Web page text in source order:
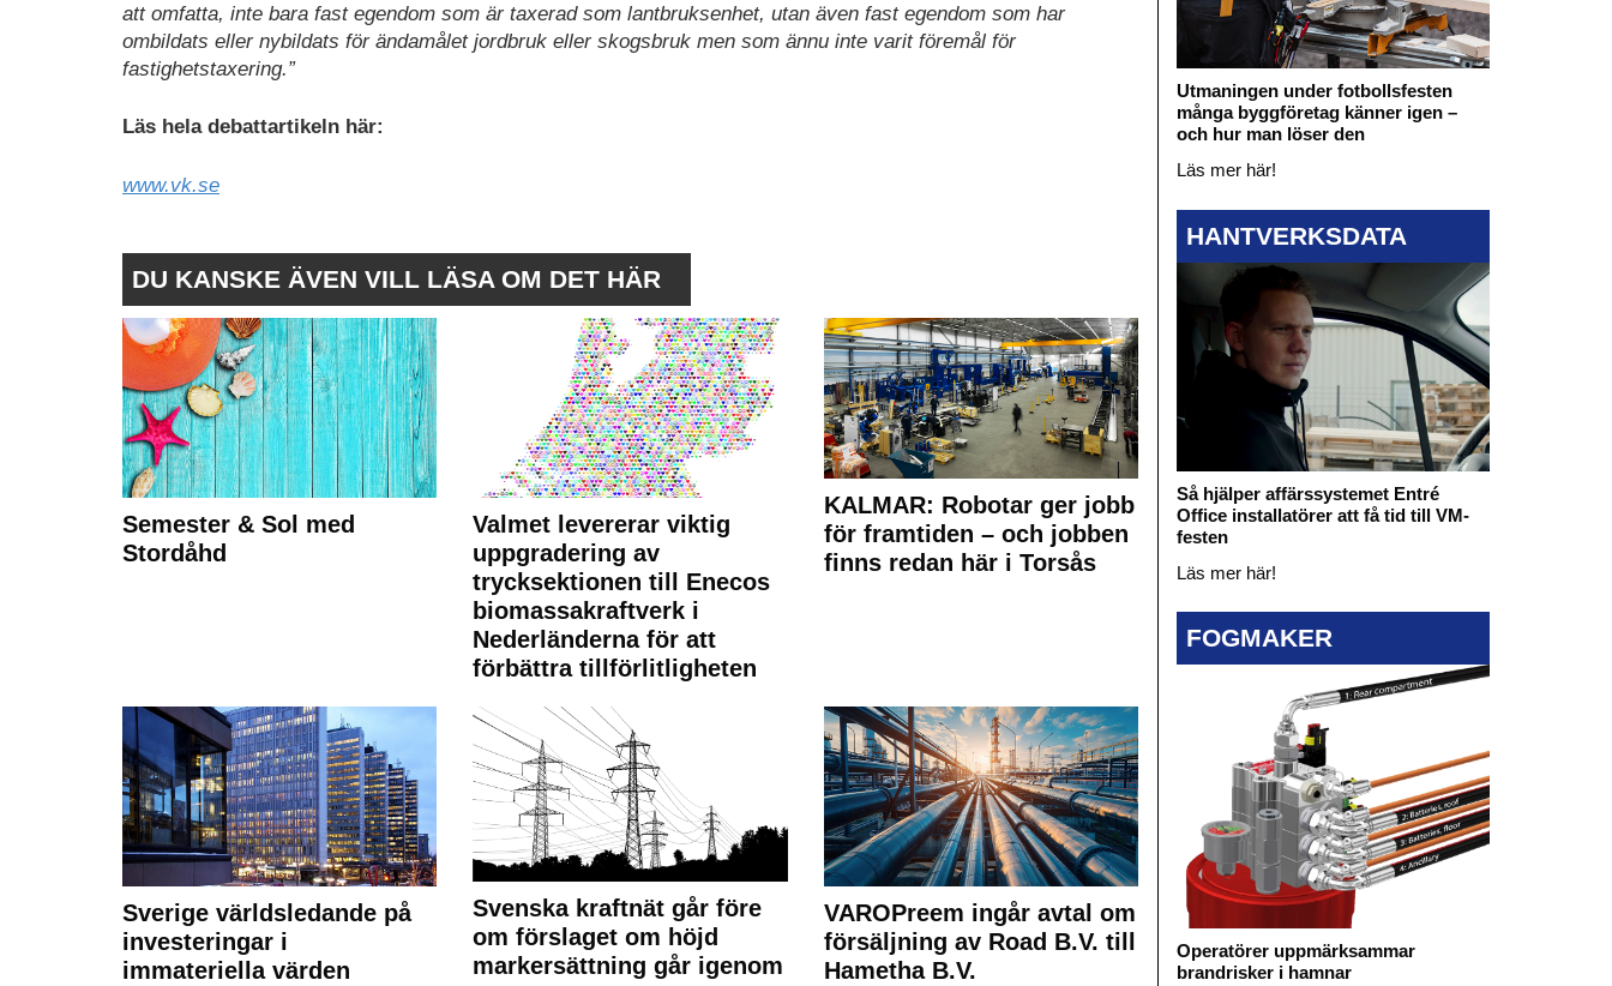
att omfatta, inte bara fast egendom som är taxerad som lantbruksenhet, utan även fast egendom som har
ombildats eller nybildats för ändamålet jordbruk eller skogsbruk men som ännu inte varit föremål för
fastighetstaxering.”
Läs hela debattartikeln här:
www.vk.se
DU KANSKE ÄVEN VILL LÄSA OM DET HÄR
Semester & Sol med
Stordåhd
Valmet levererar viktig
uppgradering av
trycksektionen till Enecos
biomassakraftverk i
Nederländerna för att
förbättra tillförlitligheten
KALMAR: Robotar ger jobb
för framtiden – och jobben
finns redan här i Torsås
Sverige världsledande på
investeringar i
immateriella värden
Svenska kraftnät går före
om förslaget om höjd
markersättning går igenom
VAROPreem ingår avtal om
försäljning av Road B.V. till
Hametha B.V.
Utmaningen under fotbollsfesten
många byggföretag känner igen –
och hur man löser den
Läs mer här!
HANTVERKSDATA
Så hjälper affärssystemet Entré
Office installatörer att få tid till VM-
festen
Läs mer här!
FOGMAKER
Operatörer uppmärksammar
brandrisker i hamnar